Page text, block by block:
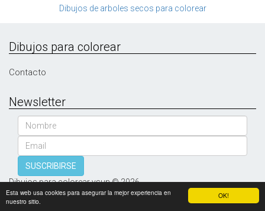
OK!
Esta web usa cookies para asegurar la mejor experiencia en
nuestro sitio.
Dibujos de arboles secos para colorear
Dibujos para colorear
Contacto
Newsletter
Nombre
Email
SUSCRIBIRSE
Dibujos para colorear vsun © 2026